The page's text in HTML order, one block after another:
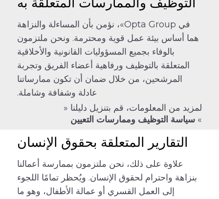
في Opta Group»، نؤمن بأن المساءلة والنزاهة
هما أساس بيئة عمل قوية ومحترمة. ونحن ملتزمون
بالوفاء بجميع المسؤوليات القانونية والأخلاقية
المتعلقة بالتوظيف ورفاهية أعضاء الفريق وتجربة
المرشحين، من خلال ضمان أن تكون ممارساتنا
عادلة وشفافة وشاملة.
لمزيد من المعلومات، قم بتنزيل دليلنا «
» سياسة التوظيف وممارسات التعيين
التقارير المتعلقة بحقوق الإنسان
علاوة على ذلك، نحن ملتزمون بممارسة أعمالنا
بنزاهة واحترام لحقوق الإنسان. ويُحظر تمامًا اللجوء
إلى العمل القسري أو عمالة الأطفال، وهو ما